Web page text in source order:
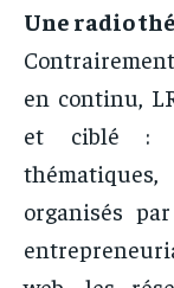
Une radio
en continu,
et ciblé :
organisés